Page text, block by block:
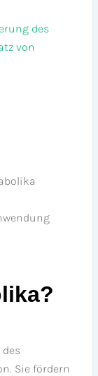
des
von
Sie fördern